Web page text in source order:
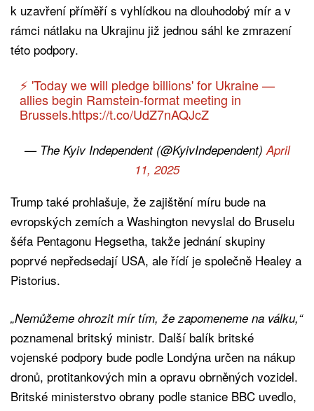
k uzavření příměří s vyhlídkou na dlouhodobý mír a v
rámci nátlaku na Ukrajinu již jednou sáhl ke zmrazení
této podpory.
⚡️ 'Today we will pledge billions' for Ukraine —
allies begin Ramstein-format meeting in
Brussels.https://t.co/UdZ7nAQJcZ
— The Kyiv Independent (@KyivIndependent) April
11, 2025
Trump také prohlašuje, že zajištění míru bude na
evropských zemích a Washington nevyslal do Bruselu
šéfa Pentagonu Hegsetha, takže jednání skupiny
poprvé nepředsedají USA, ale řídí je společně Healey a
Pistorius.
„Nemůžeme ohrozit mír tím, že zapomeneme na válku,“
poznamenal britský ministr. Další balík britské
vojenské podpory bude podle Londýna určen na nákup
dronů, protitankových min a opravu obrněných vozidel.
Britské ministerstvo obrany podle stanice BBC uvedlo,